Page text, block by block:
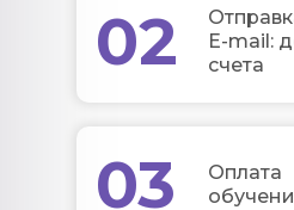
02
03
E-mail:
счета
Оплата